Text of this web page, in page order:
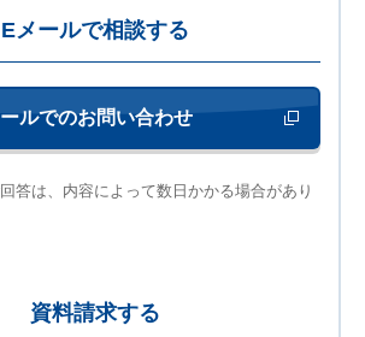
Eメールで相談する
ルでのお問い合わせ 新しいウィン
答は、内容によって数日かかる場合があり
資料請求する